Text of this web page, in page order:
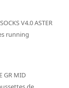
V4.0 ASTER
running
GR MID